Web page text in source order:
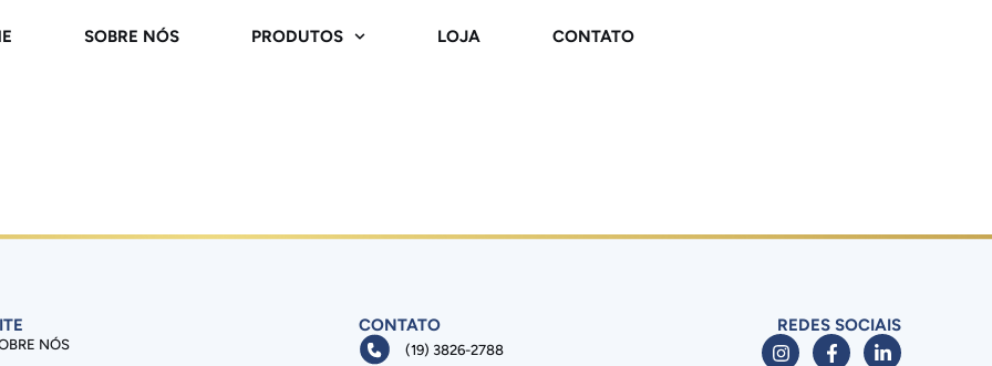
SOBRE NÓS PRODUTOS LOJA CONTATO
NÓS
CONTATO
(19) 3826-2788
REDES SOCIAIS